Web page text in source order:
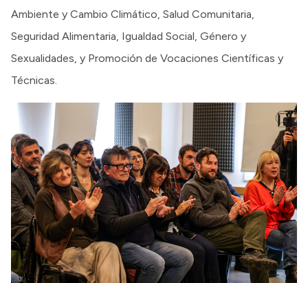
Ambiente y Cambio Climático, Salud Comunitaria,
Seguridad Alimentaria, Igualdad Social, Género y
Sexualidades, y Promoción de Vocaciones Científicas y
Técnicas.